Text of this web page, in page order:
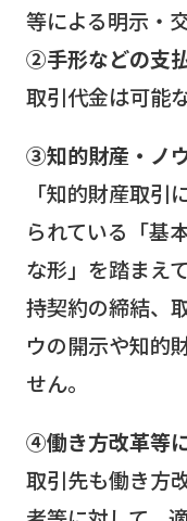
等による明示・
②手形などの支
取引代金は可能
③知的財産・ノ
「知的財産取
られている「基
な形」を踏まえ
持契約の締結、
ウの開示や知的
せん。
④働き方改革等
取引先も働き方